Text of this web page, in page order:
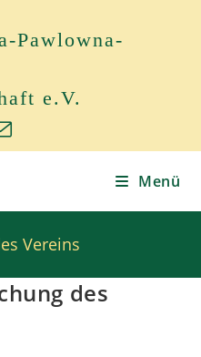
Pawlowna-
e.V.
Menü
Vereins
des